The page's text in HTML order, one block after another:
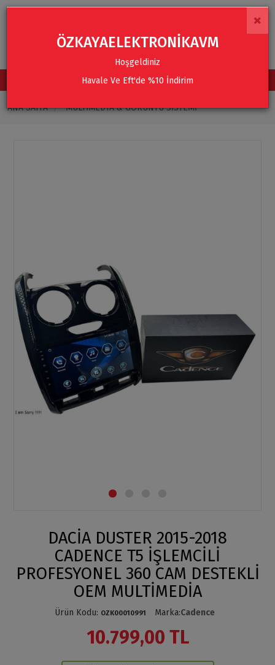
TÜM KATEGORİLER
ANA SAYFA MULTIMEDYA & GÖRÜNTÜ SISTEMI
DACİA DUSTER 2015-2018
CADENCE T5 İŞLEMCİLİ
PROFESYONEL 360 CAM DESTEKLİ
OEM MULTİMEDİA
Ürün Kodu: OZK00010991 Marka:Cadence
10.799,00 TL
×
ÖZKAYAELEKTRONİKAVM
Hoşgeldiniz
Havale Ve Eft'de %10 İndirim